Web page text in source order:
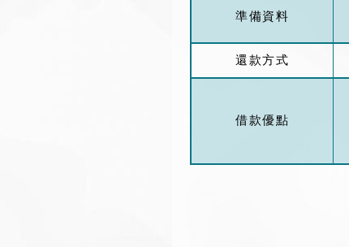
準備資料
還款方式
借款優點